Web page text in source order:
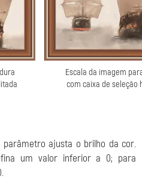
Escala da imagem
com caixa de seleção
parâmetro ajusta o brilho da cor.
um valor inferior a 0; para